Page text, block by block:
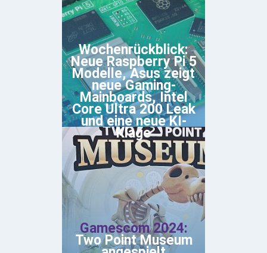
Wochenrückblick:
Neue Raspberry Pi 5
Modelle, Asus zeigt
neue Gaming-
Mainboards, Intel
Core Ultra 200 Leak
und eine neue KI-
Klage
Gamescom 2024:
Two Point Museum